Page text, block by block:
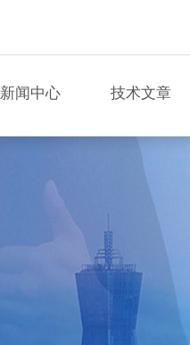
新闻中心 技术文章